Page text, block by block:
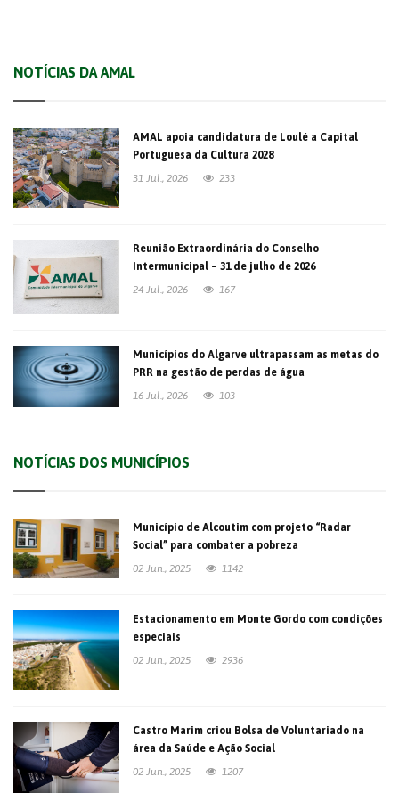
NOTÍCIAS DA AMAL
AMAL apoia candidatura de Loulé a Capital
Portuguesa da Cultura 2028
31 Jul., 2026
233
Reunião Extraordinária do Conselho
Intermunicipal – 31 de julho de 2026
24 Jul., 2026
167
Municípios do Algarve ultrapassam as metas do
PRR na gestão de perdas de água
16 Jul., 2026
103
NOTÍCIAS DOS MUNICÍPIOS
Município de Alcoutim com projeto “Radar
Social” para combater a pobreza
02 Jun., 2025
1142
Estacionamento em Monte Gordo com condições
especiais
02 Jun., 2025
2936
Castro Marim criou Bolsa de Voluntariado na
área da Saúde e Ação Social
02 Jun., 2025
1207